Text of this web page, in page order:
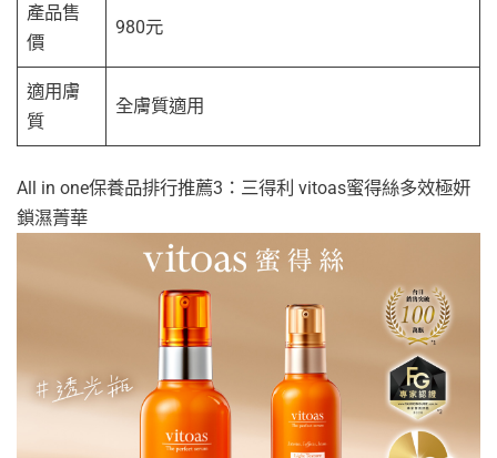
產品售
價
980元
適用膚
質
全膚質適用
All in one保養品排行推薦3：三得利 vitoas蜜得絲多效極妍
鎖濕菁華